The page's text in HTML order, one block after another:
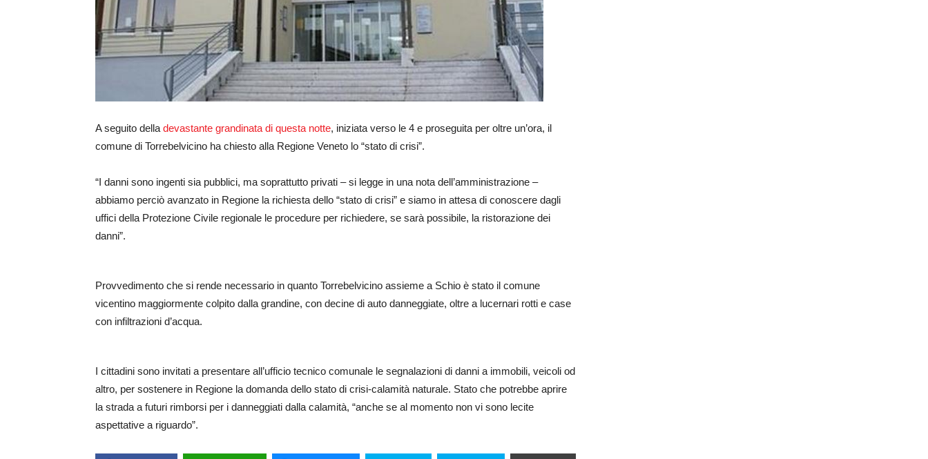
A seguito della devastante grandinata di questa notte, iniziata verso le 4 e proseguita per oltre un’ora, il
comune di Torrebelvicino ha chiesto alla Regione Veneto lo “stato di crisi”.
“I danni sono ingenti sia pubblici, ma soprattutto privati – si legge in una nota dell’amministrazione –
abbiamo perciò avanzato in Regione la richiesta dello “stato di crisi” e siamo in attesa di conoscere dagli
uffici della Protezione Civile regionale le procedure per richiedere, se sarà possibile, la ristorazione dei
danni”.
Provvedimento che si rende necessario in quanto Torrebelvicino assieme a Schio è stato il comune
vicentino maggiormente colpito dalla grandine, con decine di auto danneggiate, oltre a lucernari rotti e case
con infiltrazioni d’acqua.
I cittadini sono invitati a presentare all’ufficio tecnico comunale le segnalazioni di danni a immobili, veicoli od
altro, per sostenere in Regione la domanda dello stato di crisi-calamità naturale. Stato che potrebbe aprire
la strada a futuri rimborsi per i danneggiati dalla calamità, “anche se al momento non vi sono lecite
aspettative a riguardo”.